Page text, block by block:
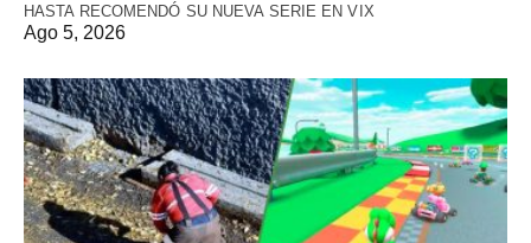
HASTA RECOMENDÓ SU NUEVA SERIE EN VIX
Ago 5, 2026